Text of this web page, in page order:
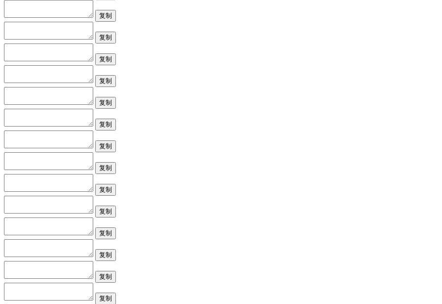
复制
复制
复制
复制
复制
复制
复制
复制
复制
复制
复制
复制
复制
复制